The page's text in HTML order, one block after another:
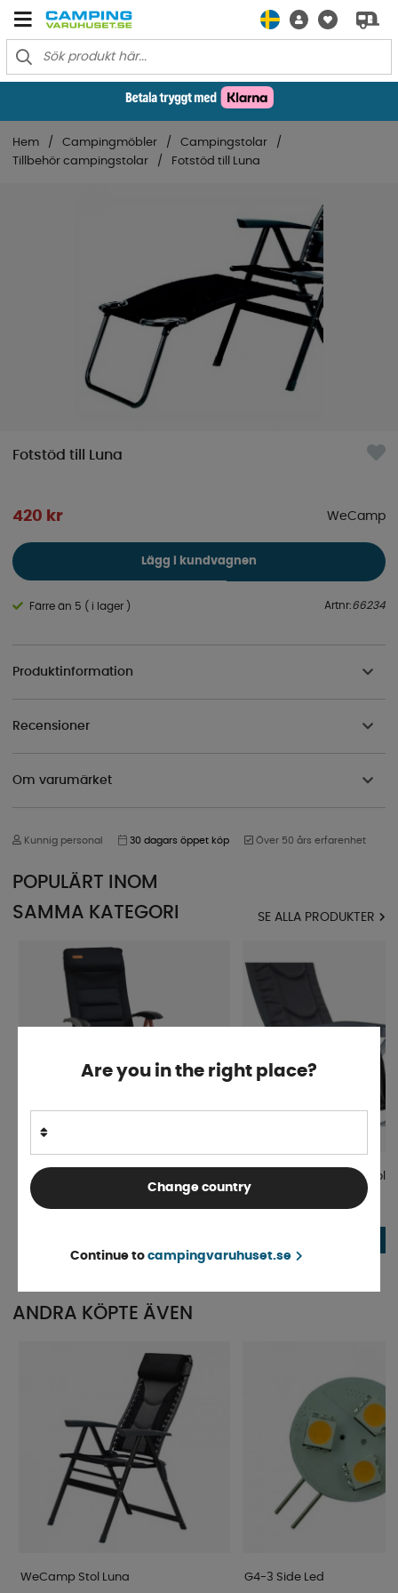
Hem Campingmöbler
Campingstolar
Tillbehör campingstolar
Fotstöd till Luna
Fotstöd till Luna
420 kr WeCamp
Lägg i kundvagnen
Färre än 5 ( i lager ) Artnr:66234
Produktinformation
Recensioner
Om varumärket
Kunnig personal 30 dagars öppet köp Över 50 års erfarenhet
POPULÄRT INOM
SAMMA KATEGORI
SE ALLA PRODUKTER
Royal Camping Fotstöd Monark Isabella Sidoficka Till Stol
ANDRA KÖPTE ÄVEN
WeCamp Stol Luna G4-3 Side Led
Are you in the right place?
Change country
Continue to campingvaruhuset.se